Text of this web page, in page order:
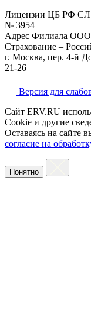
Лицензии ЦБ РФ
№ 3954
Адрес Филиала
Страхование –
г. Москва, пер. 4-й
21-26
Версия для
Сайт ERV.RU
Cookie и другие
Оставаясь на сайте
согласие на
Понятно